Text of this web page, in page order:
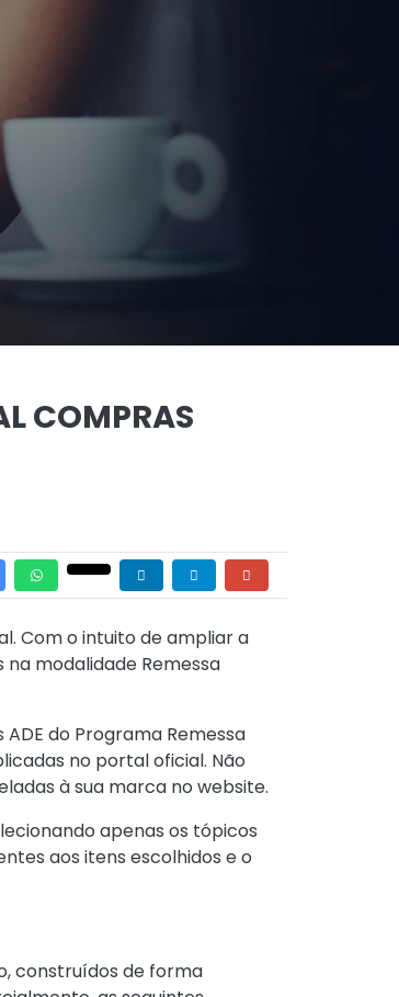
COMPRAS
Com o intuito de ampliar a
modalidade Remessa
do Programa Remessa
no portal oficial. Não
à sua marca no website.
apenas os tópicos
aos itens escolhidos e o
construídos de forma